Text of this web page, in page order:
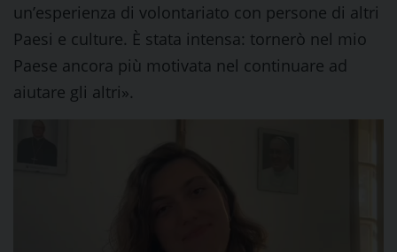
un’esperienza di volontariato con persone di altri
Paesi e culture. È stata intensa: tornerò nel mio
Paese ancora più motivata nel continuare ad
aiutare gli altri».